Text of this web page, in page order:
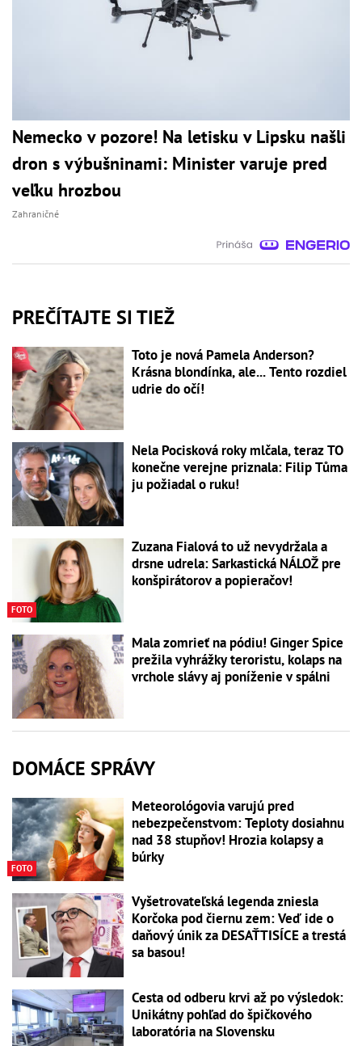
Nemecko v pozore! Na letisku v Lipsku našli
dron s výbušninami: Minister varuje pred
veľku hrozbou
Zahraničné
PREČÍTAJTE SI TIEŽ
Toto je nová Pamela Anderson?
Krásna blondínka, ale... Tento rozdiel
udrie do očí!
Nela Pocisková roky mlčala, teraz TO
konečne verejne priznala: Filip Tůma
ju požiadal o ruku!
FOTO
Zuzana Fialová to už nevydržala a
drsne udrela: Sarkastická NÁLOŽ pre
konšpirátorov a popieračov!
Mala zomrieť na pódiu! Ginger Spice
prežila vyhrážky teroristu, kolaps na
vrchole slávy aj poníženie v spálni
DOMÁCE SPRÁVY
FOTO
Meteorológovia varujú pred
nebezpečenstvom: Teploty dosiahnu
nad 38 stupňov! Hrozia kolapsy a
búrky
Vyšetrovateľská legenda zniesla
Korčoka pod čiernu zem: Veď ide o
daňový únik za DESAŤTISÍCE a trestá
sa basou!
Cesta od odberu krvi až po výsledok:
Unikátny pohľad do špičkového
laboratória na Slovensku